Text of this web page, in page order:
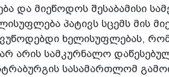
და მიეწოდოს შესაბამისი
პატივს სცემს მის
ხელისუფლებას, რომ
არის სამკურნალო
სასამართლომ